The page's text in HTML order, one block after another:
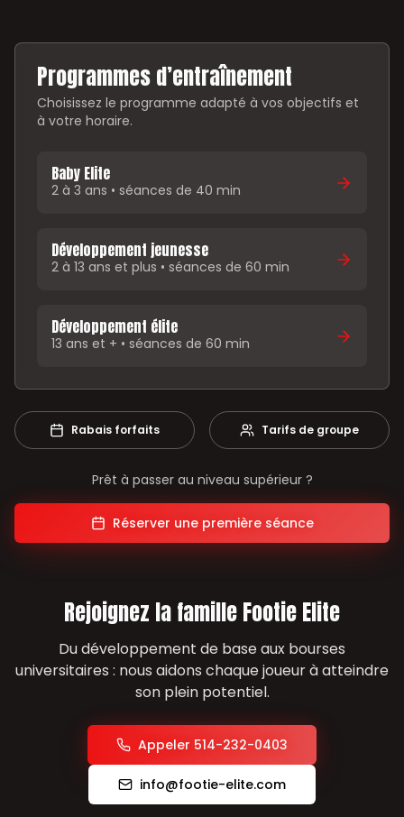
Programmes d’entraînement
Choisissez le programme adapté à vos objectifs et
à votre horaire.
Baby Elite
2 à 3 ans • séances de 40 min
Développement jeunesse
2 à 13 ans et plus • séances de 60 min
Développement élite
13 ans et + • séances de 60 min
Rabais forfaits Tarifs de groupe
Prêt à passer au niveau supérieur ?
Réserver une première séance
Rejoignez la famille Footie Elite
Du développement de base aux bourses
universitaires : nous aidons chaque joueur à atteindre
son plein potentiel.
Appeler 514-232-0403
info@footie-elite.com